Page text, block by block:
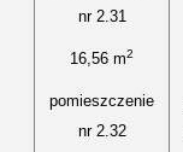
nr 2.31
16,56 m2
pomieszczenie
nr 2.32